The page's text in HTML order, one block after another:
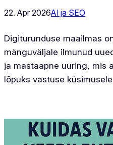
22. Apr 2026AI ja SEO
Digiturunduse maailmas
mänguväljale ilmunud
ja mastaapne uuring, mis
lõpuks vastuse